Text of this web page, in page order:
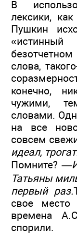
В
лексики,
Пушкин
слова,
конечно,
чужими,
словами.
на все
совсем
идеал,
Помните? —
Татьяны
первый раз.
свое
времена
спорили.